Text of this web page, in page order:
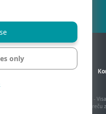
Kontaktinformācija
© 1992 - 2026 ESET, spol. s r.o. -
preču zīmes vai reģistrētas
only